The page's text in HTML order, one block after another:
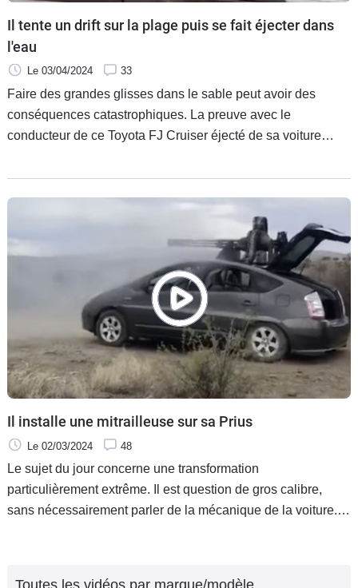
Il tente un drift sur la plage puis se fait éjecter dans
l'eau
Le 03/04/2024 33
Faire des grandes glisses dans le sable peut avoir des
conséquences catastrophiques. La preuve avec le
conducteur de ce Toyota FJ Cruiser éjecté de sa voiture
Il installe une mitrailleuse sur sa Prius
Le 02/03/2024 48
Le sujet du jour concerne une transformation
particulièrement extrême. Il est question de gros calibre,
sans nécessairement parler de la mécanique de la voiture.